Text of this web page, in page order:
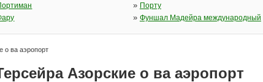
» Порту
» Фуншал Мадейра международный
о ва аэропорт
Азорские о ва аэропорт